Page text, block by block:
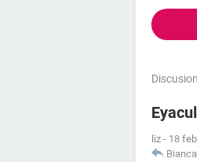
liz - 18
Bianca